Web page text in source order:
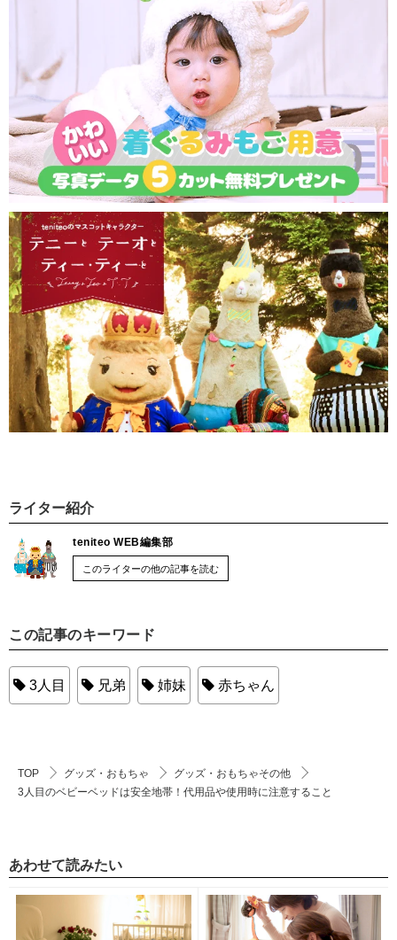
ライター紹介
teniteo WEB編集部
このライターの他の記事を読む
この記事のキーワード
3人目 兄弟 姉妹 赤ちゃん
TOP グッズ・おもちゃ
グッズ・おもちゃその他
3人目のベビーベッドは安全地帯！代用品や使用時に注意すること
あわせて読みたい